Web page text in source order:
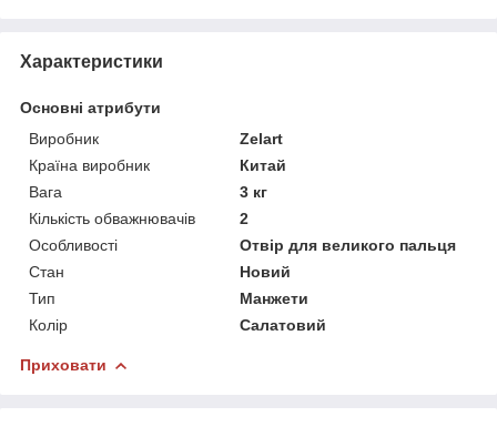
Характеристики
Основні атрибути
Виробник
Zelart
Країна виробник
Китай
Вага
3 кг
Кількість обважнювачів
2
Особливості
Отвір для великого пальця
Стан
Новий
Тип
Манжети
Колір
Салатовий
Приховати